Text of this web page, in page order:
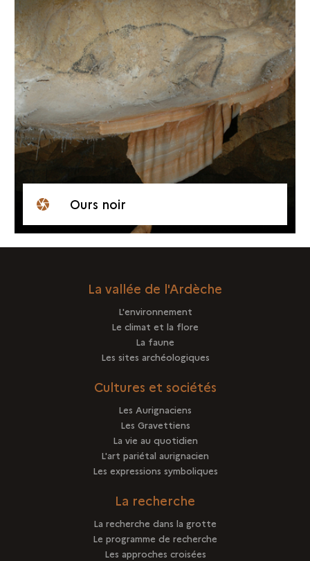
Ours noir
La vallée de l'Ardèche
L'environnement
Le climat et la flore
La faune
Les sites archéologiques
Cultures et sociétés
Les Aurignaciens
Les Gravettiens
La vie au quotidien
L'art pariétal aurignacien
Les expressions symboliques
La recherche
La recherche dans la grotte
Le programme de recherche
Les approches croisées